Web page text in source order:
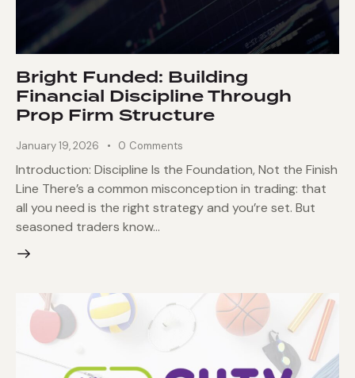
Bright Funded: Building
Financial Discipline Through
Prop Firm Structure
January 19, 2026 0 Comments
Introduction: Discipline Is the Foundation, Not the Finish
Line There’s a common misconception in trading: that
all you need is the right strategy and you’re set. But
seasoned traders know…